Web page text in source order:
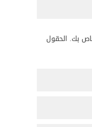
بك. الحقول